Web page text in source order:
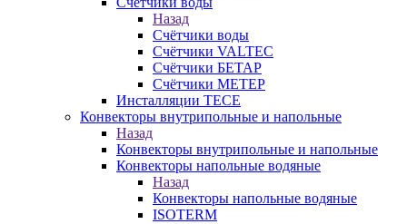
Назад
Счётчики воды
Счётчики VALTEC
Счётчики БЕТАР
Счётчики МЕТЕР
Инсталляции TECE
Конвекторы внутрипольные и напольные
Назад
Конвекторы внутрипольные и напольные
Конвекторы напольные водяные
Назад
Конвекторы напольные водяные
ISOTERM